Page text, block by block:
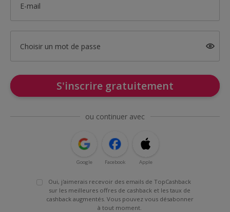
E-mail
Choisir un mot de passe
S'inscrire gratuitement
ou continuer avec
Google Facebook Apple
Oui, j'aimerais recevoir des emails de TopCashback
sur les meilleures offres de cashback et les taux de
cashback augmentés. Vous pouvez vous désabonner
à tout moment.